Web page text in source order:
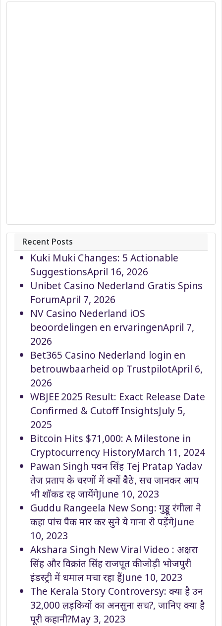
Recent Posts
Kuki Muki Changes: 5 Actionable
SuggestionsApril 16, 2026
Unibet Casino Nederland Gratis Spins
ForumApril 7, 2026
NV Casino Nederland iOS
beoordelingen en ervaringenApril 7,
2026
Bet365 Casino Nederland login en
betrouwbaarheid op TrustpilotApril 6,
2026
WBJEE 2025 Result: Exact Release Date
Confirmed & Cutoff InsightsJuly 5,
2025
Bitcoin Hits $71,000: A Milestone in
Cryptocurrency HistoryMarch 11, 2024
Pawan Singh पवन सिंह Tej Pratap Yadav
तेज प्रताप के चरणों में क्यों बैठे, सच जानकर आप
भी शॉकड रह जायेंगेJune 10, 2023
Guddu Rangeela New Song: गुड्डू रंगीला ने
कहा पांच पैक मार कर सुने ये गाना रो पड़ेंगेJune
10, 2023
Akshara Singh New Viral Video : अक्षरा
सिंह और विक्रांत सिंह राजपूत की जोड़ी भोजपुरी
इंडस्ट्री में धमाल मचा रहा हैंJune 10, 2023
The Kerala Story Controversy: क्या है उन
32,000 लड़कियों का अनसुना सच?, जानिए क्या है
पूरी कहानी?May 3, 2023